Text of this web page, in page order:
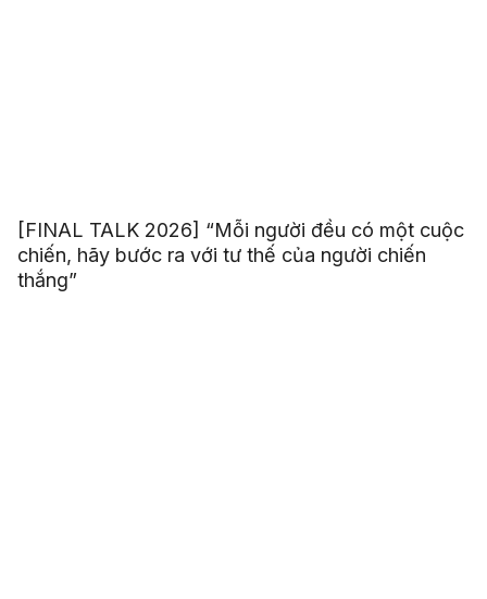
[FINAL TALK 2026] “Mỗi người đều có một cuộc
chiến, hãy bước ra với tư thế của người chiến
thắng”